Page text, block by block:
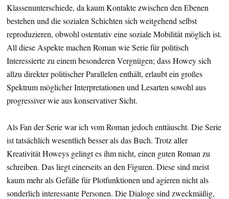
Klassenunterschiede, da kaum Kontakte zwischen den Ebenen
bestehen und die sozialen Schichten sich weitgehend selbst
reproduzieren, obwohl ostentativ eine soziale Mobilität möglich ist.
All diese Aspekte machen Roman wie Serie für politisch
Interessierte zu einem besonderen Vergnügen; dass Howey sich
allzu direkter politischer Parallelen enthält, erlaubt ein großes
Spektrum möglicher Interpretationen und Lesarten sowohl aus
progressiver wie aus konservativer Sicht.
Als Fan der Serie war ich vom Roman jedoch enttäuscht. Die Serie
ist tatsächlich wesentlich besser als das Buch. Trotz aller
Kreativität Howeys gelingt es ihm nicht, einen guten Roman zu
schreiben. Das liegt einerseits an den Figuren. Diese sind meist
kaum mehr als Gefäße für Plotfunktionen und agieren nicht als
sonderlich interessante Personen. Die Dialoge sind zweckmäßig,